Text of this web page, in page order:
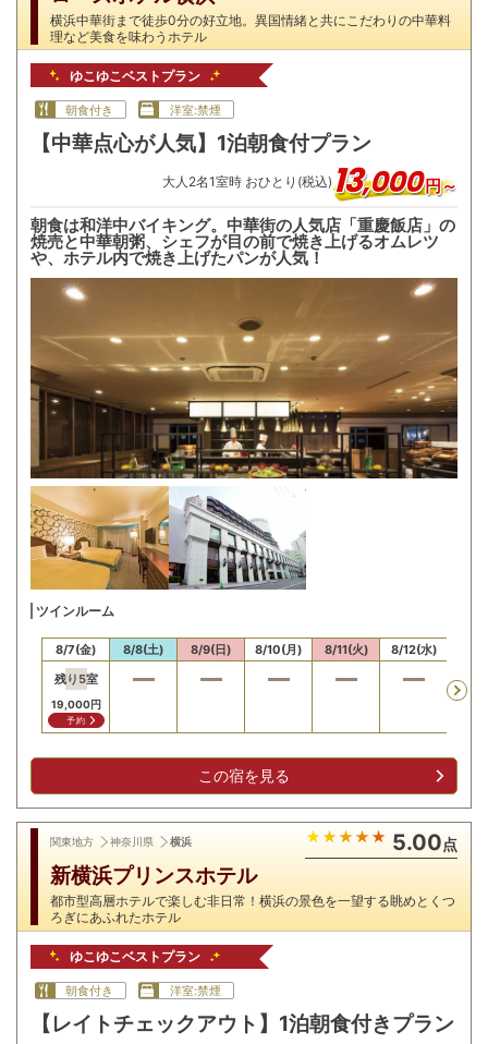
横浜中華街まで徒歩0分の好立地。異国情緒と共にこだわりの中華料
理など美食を味わうホテル
ゆこゆこベストプラン
朝食付き 洋室:禁煙
【中華点心が人気】1泊朝食付プラン
大人 2名1室時 おひとり(税込)13,000円～
朝食は和洋中バイキング。中華街の人気店「重慶飯店」の
焼売と中華朝粥、シェフが目の前で焼き上げるオムレツ
や、ホテル内で焼き上げたパンが人気！
ツインルーム
8/7(金)
残り 5室
19,000円
予約
8/8(土) 8/9(日) 8/10(月) 8/11(火) 8/12(水)
この宿を見る
関東地方 神奈川県 横浜 5.00点
新横浜プリンスホテル
都市型高層ホテルで楽しむ非日常！横浜の景色を一望する眺めとくつ
ろぎにあふれたホテル
ゆこゆこベストプラン
朝食付き 洋室:禁煙
【レイトチェックアウト】1泊朝食付きプラン